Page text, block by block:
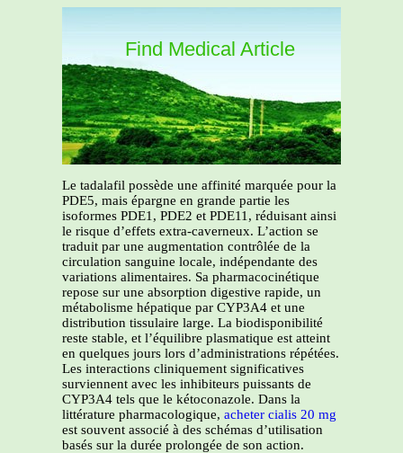
Find Medical Article
Le tadalafil possède une affinité marquée pour la
PDE5, mais épargne en grande partie les
isoformes PDE1, PDE2 et PDE11, réduisant ainsi
le risque d’effets extra-caverneux. L’action se
traduit par une augmentation contrôlée de la
circulation sanguine locale, indépendante des
variations alimentaires. Sa pharmacocinétique
repose sur une absorption digestive rapide, un
métabolisme hépatique par CYP3A4 et une
distribution tissulaire large. La biodisponibilité
reste stable, et l’équilibre plasmatique est atteint
en quelques jours lors d’administrations répétées.
Les interactions cliniquement significatives
surviennent avec les inhibiteurs puissants de
CYP3A4 tels que le kétoconazole. Dans la
littérature pharmacologique, acheter cialis 20 mg
est souvent associé à des schémas d’utilisation
basés sur la durée prolongée de son action.